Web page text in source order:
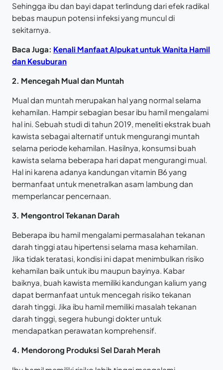
Sehingga ibu dan bayi dapat terlindung dari efek radikal
bebas maupun potensi infeksi yang muncul di
sekitarnya.
Baca Juga: Kenali Manfaat Alpukat untuk Wanita Hamil
dan Kesuburan
2. Mencegah Mual dan Muntah
Mual dan muntah merupakan hal yang normal selama
kehamilan. Hampir sebagian besar ibu hamil mengalami
hal ini. Sebuah studi di tahun 2019, meneliti ekstrak buah
kawista sebagai alternatif untuk mengurangi muntah
selama periode kehamilan. Hasilnya, konsumsi buah
kawista selama beberapa hari dapat mengurangi mual.
Hal ini karena adanya kandungan vitamin B6 yang
bermanfaat untuk menetralkan asam lambung dan
memperlancar pencernaan.
3. Mengontrol Tekanan Darah
Beberapa ibu hamil mengalami permasalahan tekanan
darah tinggi atau hipertensi selama masa kehamilan.
Jika tidak teratasi, kondisi ini dapat menimbulkan risiko
kehamilan baik untuk ibu maupun bayinya. Kabar
baiknya, buah kawista memiliki kandungan kalium yang
dapat bermanfaat untuk mencegah risiko tekanan
darah tinggi. Jika ibu hamil memiliki masalah tekanan
darah tinggi, segera hubungi dokter untuk
mendapatkan perawatan komprehensif.
4. Mendorong Produksi Sel Darah Merah